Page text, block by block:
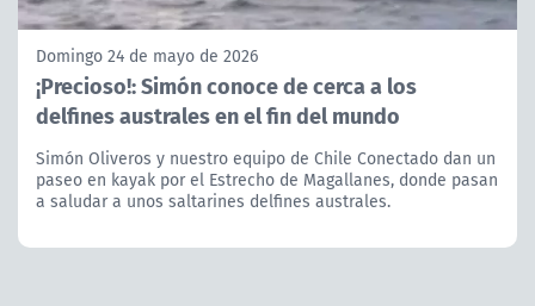
Domingo 24 de mayo de 2026
¡Precioso!: Simón conoce de cerca a los
delfines australes en el fin del mundo
Simón Oliveros y nuestro equipo de Chile Conectado dan un
paseo en kayak por el Estrecho de Magallanes, donde pasan
a saludar a unos saltarines delfines australes.